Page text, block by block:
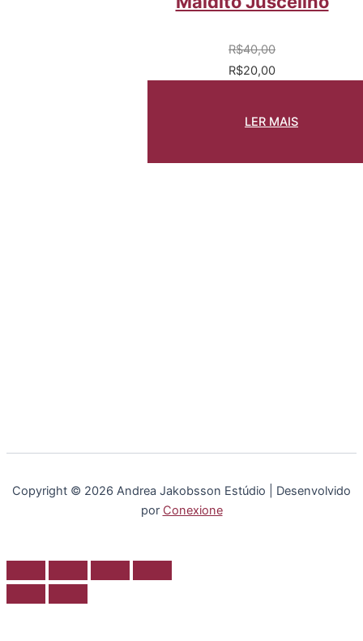
R$40,00
R$20,00
LER MAIS
Copyright © 2026 Andrea Jakobsson Estúdio | Desenvolvido
por Conexione